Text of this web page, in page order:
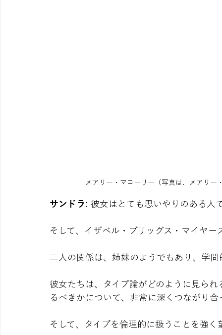
メアリー・マコーリー（写真は、メアリー
サンドラ : 彼女はとても思いやりのある人
そして、イザベル・ブリッグス・マイヤ
二人の関係は、姉妹のようでもあり、学
彼女たちは、タイプ論がどのように見ら
るべきかについて、非常に深くつながり合
そして、タイプを倫理的に扱うことを強く